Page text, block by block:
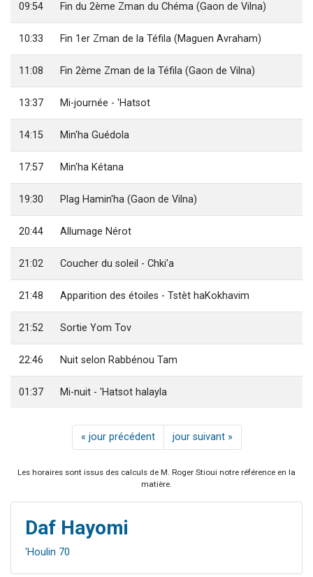
09:54 Fin du 2ème Zman du Chéma (Gaon de Vilna)
10:33 Fin 1er Zman de la Téfila (Maguen Avraham)
11:08 Fin 2ème Zman de la Téfila (Gaon de Vilna)
13:37 Mi-journée - 'Hatsot
14:15 Min'ha Guédola
17:57 Min'ha Kétana
19:30 Plag Hamin'ha (Gaon de Vilna)
20:44 Allumage Nérot
21:02 Coucher du soleil - Chki'a
21:48 Apparition des étoiles - Tstèt haKokhavim
21:52 Sortie Yom Tov
22:46 Nuit selon Rabbénou Tam
01:37 Mi-nuit - 'Hatsot halayla
« jour précédent jour suivant »
Les horaires sont issus des calculs de M. Roger Stioui notre référence en la
matière.
Daf Hayomi
'Houlin 70